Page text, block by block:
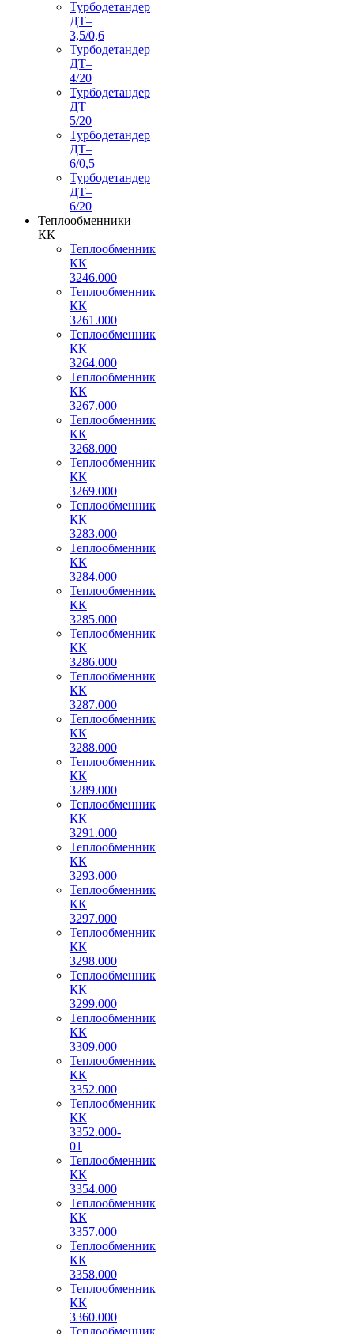
Турбодетандер
ДТ–
3,5/0,6
Турбодетандер
ДТ–
4/20
Турбодетандер
ДТ–
5/20
Турбодетандер
ДТ–
6/0,5
Турбодетандер
ДТ–
6/20
Теплообменники
КК
Теплообменник
КК
3246.000
Теплообменник
КК
3261.000
Теплообменник
КК
3264.000
Теплообменник
КК
3267.000
Теплообменник
КК
3268.000
Теплообменник
КК
3269.000
Теплообменник
КК
3283.000
Теплообменник
КК
3284.000
Теплообменник
КК
3285.000
Теплообменник
КК
3286.000
Теплообменник
КК
3287.000
Теплообменник
КК
3288.000
Теплообменник
КК
3289.000
Теплообменник
КК
3291.000
Теплообменник
КК
3293.000
Теплообменник
КК
3297.000
Теплообменник
КК
3298.000
Теплообменник
КК
3299.000
Теплообменник
КК
3309.000
Теплообменник
КК
3352.000
Теплообменник
КК
3352.000-
01
Теплообменник
КК
3354.000
Теплообменник
КК
3357.000
Теплообменник
КК
3358.000
Теплообменник
КК
3360.000
Теплообменник